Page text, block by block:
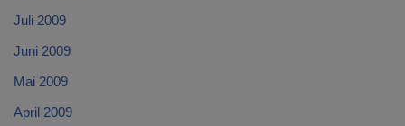
Juli 2009
Juni 2009
Mai 2009
April 2009